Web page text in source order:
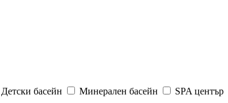
Детски басейн Минерален басейн SPA център